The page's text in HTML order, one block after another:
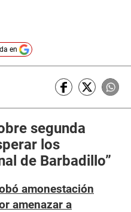
en
segunda
los
de Barbadillo”
amonestación
amenazar a